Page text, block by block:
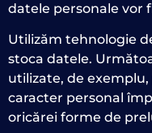
datele personale vor
Utilizăm tehnologie
stoca datele.
utilizate, de
caracter personal
oricărei forme de